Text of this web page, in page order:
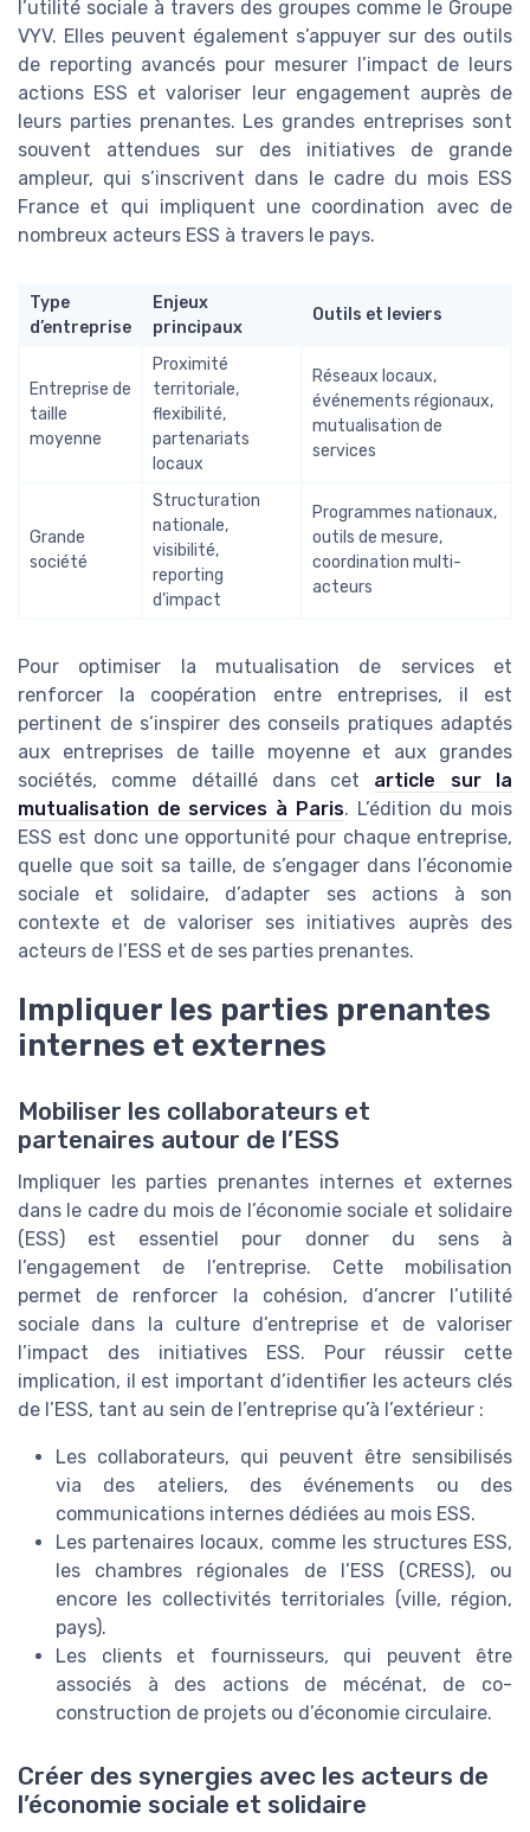
l’utilité sociale à travers des groupes comme le Groupe
VYV. Elles peuvent également s’appuyer sur des outils
de reporting avancés pour mesurer l’impact de leurs
actions ESS et valoriser leur engagement auprès de
leurs parties prenantes. Les grandes entreprises sont
souvent attendues sur des initiatives de grande
ampleur, qui s’inscrivent dans le cadre du mois ESS
France et qui impliquent une coordination avec de
nombreux acteurs ESS à travers le pays.
Type
d’entreprise
Enjeux
principaux
Outils et leviers
Entreprise de
taille
moyenne
Proximité
territoriale,
flexibilité,
partenariats
locaux
Réseaux locaux,
événements régionaux,
mutualisation de
services
Grande
société
Structuration
nationale,
visibilité,
reporting
d’impact
Programmes nationaux,
outils de mesure,
coordination multi-
acteurs
Pour optimiser la mutualisation de services et
renforcer la coopération entre entreprises, il est
pertinent de s’inspirer des conseils pratiques adaptés
aux entreprises de taille moyenne et aux grandes
sociétés, comme détaillé dans cet article sur la
mutualisation de services à Paris. L’édition du mois
ESS est donc une opportunité pour chaque entreprise,
quelle que soit sa taille, de s’engager dans l’économie
sociale et solidaire, d’adapter ses actions à son
contexte et de valoriser ses initiatives auprès des
acteurs de l’ESS et de ses parties prenantes.
Impliquer les parties prenantes
internes et externes
Mobiliser les collaborateurs et
partenaires autour de l’ESS
Impliquer les parties prenantes internes et externes
dans le cadre du mois de l’économie sociale et solidaire
(ESS) est essentiel pour donner du sens à
l’engagement de l’entreprise. Cette mobilisation
permet de renforcer la cohésion, d’ancrer l’utilité
sociale dans la culture d’entreprise et de valoriser
l’impact des initiatives ESS. Pour réussir cette
implication, il est important d’identifier les acteurs clés
de l’ESS, tant au sein de l’entreprise qu’à l’extérieur :
Les collaborateurs, qui peuvent être sensibilisés
via des ateliers, des événements ou des
communications internes dédiées au mois ESS.
Les partenaires locaux, comme les structures ESS,
les chambres régionales de l’ESS (CRESS), ou
encore les collectivités territoriales (ville, région,
pays).
Les clients et fournisseurs, qui peuvent être
associés à des actions de mécénat, de co-
construction de projets ou d’économie circulaire.
Créer des synergies avec les acteurs de
l’économie sociale et solidaire